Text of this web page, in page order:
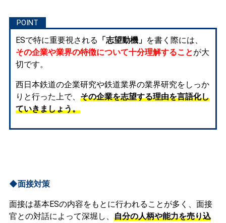
ESで特に重要視される 「志望動機」 を書く際には、
その企業や業界の特徴について十分理解することが大
切です。
西日本鉄道の企業研究や鉄道業界の業界研究をしっか
りと行った上で、 その企業を志望する理由を言語化し
ていきましょう。
◆面接対策
面接は基本ESの内容をもとに行われることが多く、面接
官との対話によって深堀し、 自分の人柄や能力を売り込